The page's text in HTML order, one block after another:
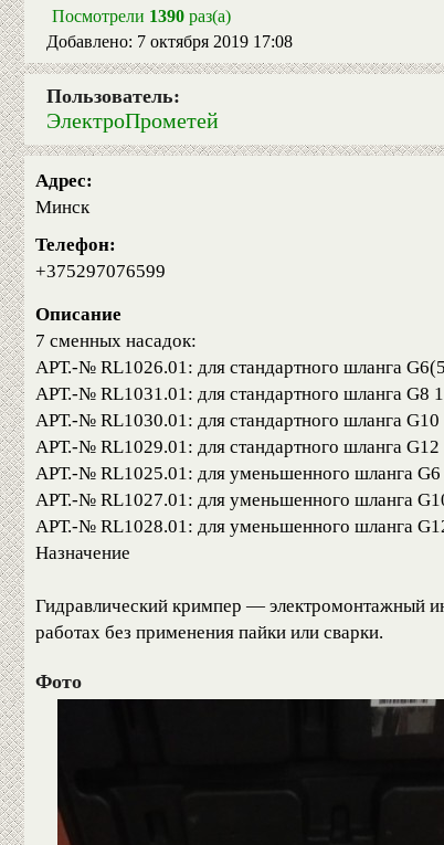
Посмотрели 1390 раз(а)
Добавлено: 7 октября 2019 17:08
Пользователь:
ЭлектроПрометей
Адрес:
Минск
Телефон:
+375297076599
Описание
7 сменных насадок:
АРТ.-№ RL1026.01: для стандартного шланга
АРТ.-№ RL1031.01: для стандартного шланга G8
АРТ.-№ RL1030.01: для стандартного шланга
АРТ.-№ RL1029.01: для стандартного шланга
АРТ.-№ RL1025.01: для уменьшенного шланга
АРТ.-№ RL1027.01: для уменьшенного шланга
АРТ.-№ RL1028.01: для уменьшенного шланга
Назначение
Гидравлический кримпер — электромонтажный
работах без применения пайки или сварки.
Фото